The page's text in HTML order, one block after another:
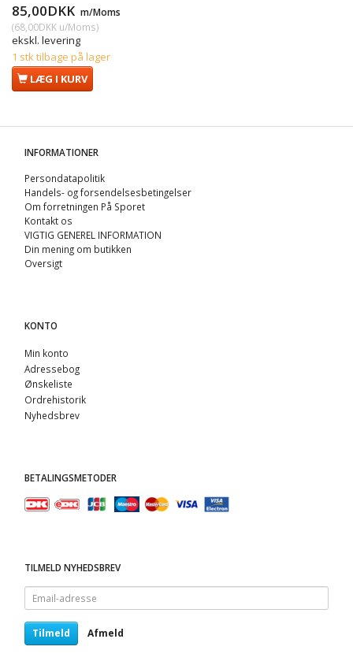
85,00DKK m/Moms
(68,00DKK u/Moms)
ekskl. levering
1 stk tilbage på lager
LÆG I KURV
INFORMATIONER
Persondatapolitik
Handels- og forsendelsesbetingelser
Om forretningen På Sporet
Kontakt os
VIGTIG GENEREL INFORMATION
Din mening om butikken
Oversigt
KONTO
Min konto
Adressebog
Ønskeliste
Ordrehistorik
Nyhedsbrev
BETALINGSMETODER
TILMELD NYHEDSBREV
Email-
adresse
Tilmeld Afmeld